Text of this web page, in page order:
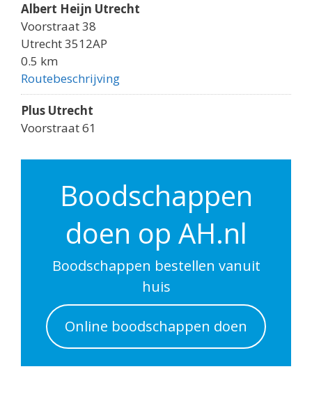
Albert Heijn Utrecht
Voorstraat 38
Utrecht 3512AP
0.5 km
Routebeschrijving
Plus Utrecht
Voorstraat 61
0.5 km
Godebaldkwartier 149
Utrecht 3511DP
0.6 km
Albert Heijn Utrecht
Nachtegaalstraat 55
Utrecht 3581AD
0.7 km
Boodschappen
doen op AH.nl
Boodschappen bestellen vanuit
huis
Online boodschappen doen